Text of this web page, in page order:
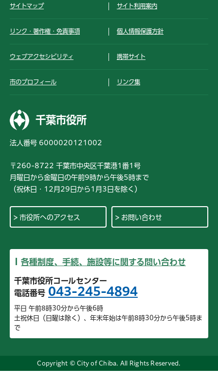
サイトマップ サイト利用案内
リンク・著作権・免責事項 個人情報保護方針
ウェブアクセシビリティ 携帯サイト
市のプロフィール リンク集
千葉市役所
法人番号 6000020121002
〒260-8722 千葉市中央区千葉港1番1号
月曜日から金曜日の午前9時から午後5時まで
（祝休日・12月29日から1月3日を除く）
市役所へのアクセス お問い合わせ
各種制度、手続、施設等に関する問い合わせ
千葉市役所コールセンター
電話番号 043-245-4894
平日 午前8時30分から午後6時
土祝休日（日曜は除く）、年末年始は午前8時30分から午後5時ま
で
Copyright © City of Chiba. All Rights Reserved.